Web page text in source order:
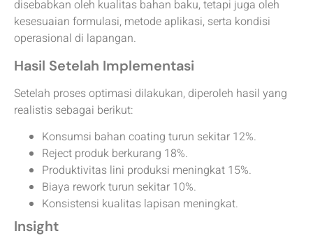
disebabkan oleh kualitas bahan baku, tetapi juga oleh
kesesuaian formulasi, metode aplikasi, serta kondisi
operasional di lapangan.
Hasil Setelah Implementasi
Setelah proses optimasi dilakukan, diperoleh hasil yang
realistis sebagai berikut:
Konsumsi bahan coating turun sekitar 12%.
Reject produk berkurang 18%.
Produktivitas lini produksi meningkat 15%.
Biaya rework turun sekitar 10%.
Konsistensi kualitas lapisan meningkat.
Insight